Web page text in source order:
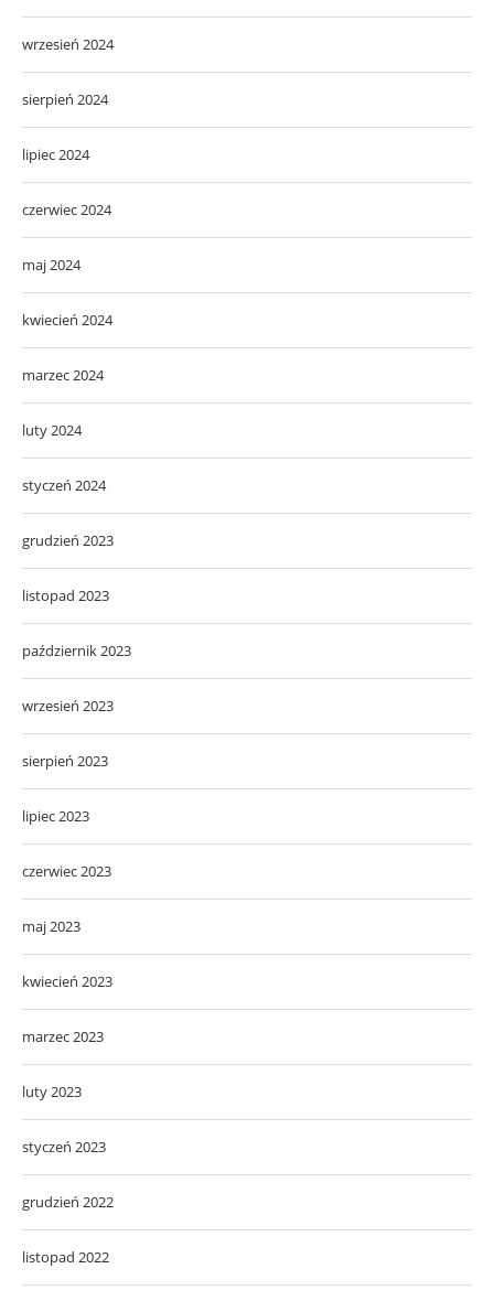
wrzesień 2024
sierpień 2024
lipiec 2024
czerwiec 2024
maj 2024
kwiecień 2024
marzec 2024
luty 2024
styczeń 2024
grudzień 2023
listopad 2023
październik 2023
wrzesień 2023
sierpień 2023
lipiec 2023
czerwiec 2023
maj 2023
kwiecień 2023
marzec 2023
luty 2023
styczeń 2023
grudzień 2022
listopad 2022